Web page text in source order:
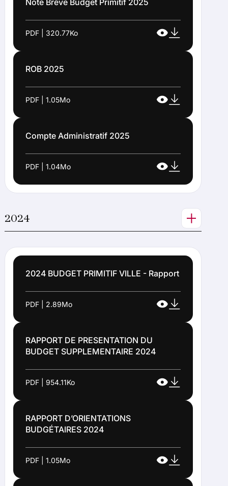
Note Brêve Budget Primitif 2025
PDF | 320.77Ko
ROB 2025
PDF | 1.05Mo
Compte Administratif 2025
PDF | 1.04Mo
2024
2024 BUDGET PRIMITIF VILLE - Rapport
PDF | 2.89Mo
RAPPORT DE PRESENTATION DU
BUDGET SUPPLEMENTAIRE 2024
PDF | 954.11Ko
RAPPORT D’ORIENTATIONS
BUDGÉTAIRES 2024
PDF | 1.05Mo